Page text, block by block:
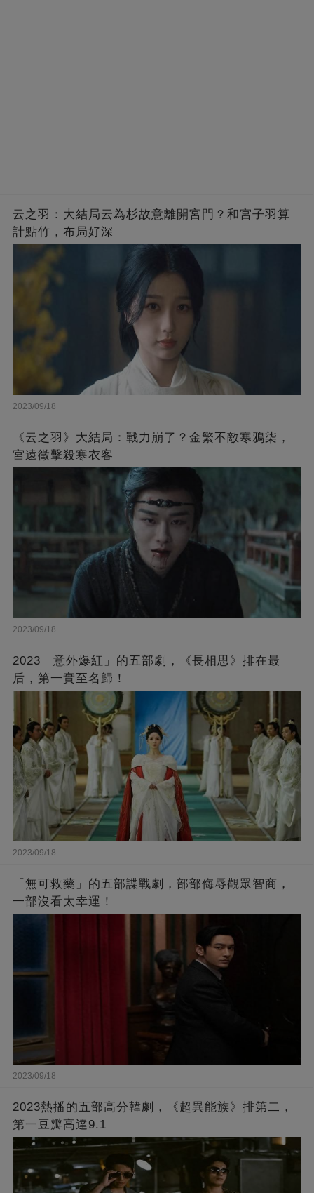
云之羽：大結局云為杉故意離開宮門？和宮子羽算
計點竹，布局好深
2023/09/18
《云之羽》大結局：戰力崩了？金繁不敵寒鴉柒，
宮遠徵擊殺寒衣客
2023/09/18
2023「意外爆紅」的五部劇，《長相思》排在最
后，第一實至名歸！
2023/09/18
「無可救藥」的五部諜戰劇，部部侮辱觀眾智商，
一部沒看太幸運！
2023/09/18
2023熱播的五部高分韓劇，《超異能族》排第二，
第一豆瓣高達9.1